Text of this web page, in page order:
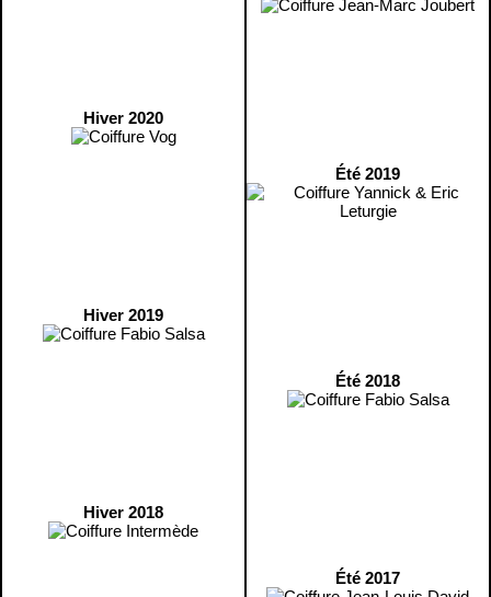
Hiver 2020
Hiver 2019
Hiver 2018
Été 2019
Été 2018
Été 2017